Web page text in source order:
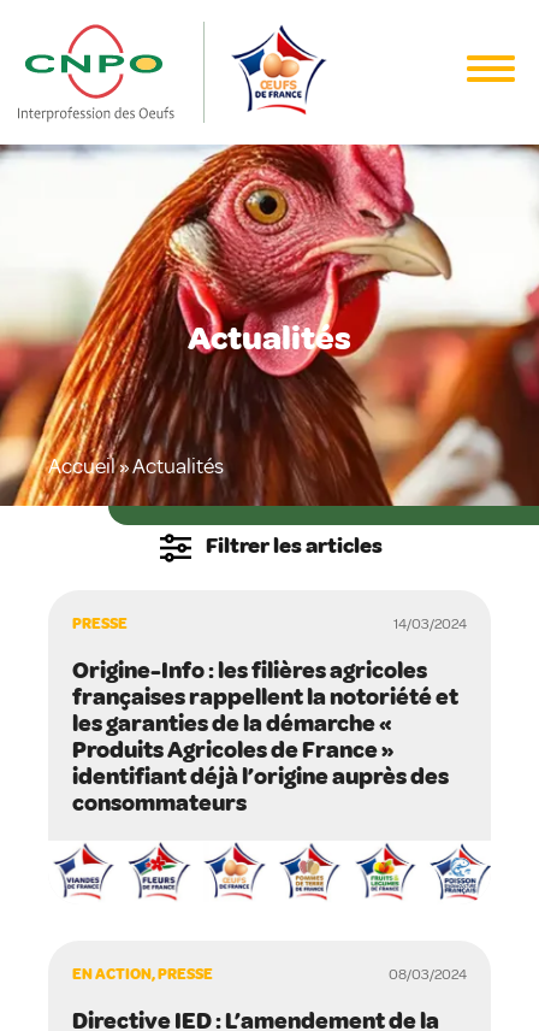
Actualités
Accueil»Actualités
Filtrer les articles
PRESSE 14/03/2024
Origine-Info : les filières agricoles
françaises rappellent la notoriété et
les garanties de la démarche «
Produits Agricoles de France »
identifiant déjà l’origine auprès des
consommateurs
EN ACTION, PRESSE 08/03/2024
Directive IED : L’amendement de la